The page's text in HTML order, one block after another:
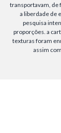
transportavam, de
a liberdade de
pesquisa
proporções. a
texturas foram
assim